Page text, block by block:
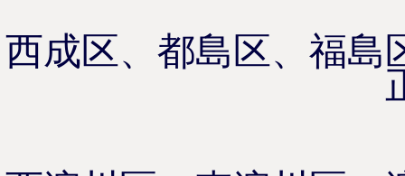
西成区、都島区、福島